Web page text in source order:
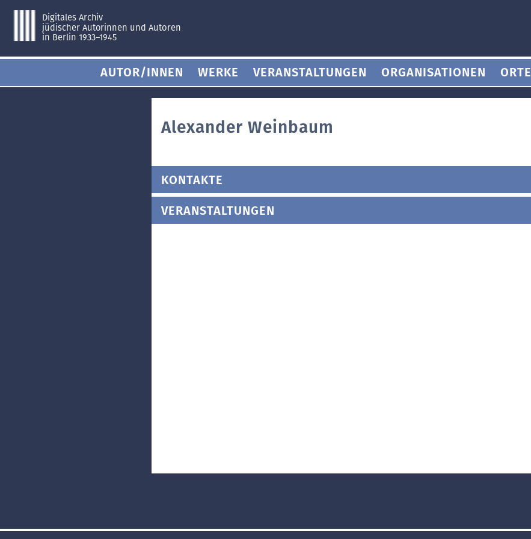
Digitales Archiv
jüdischer Autorinnen und Autoren
in Berlin 1933–1945
AUTOR/INNEN WERKE VERANSTALTUNGEN ORGANISATIONEN ORTE
Alexander Weinbaum
KONTAKTE
VERANSTALTUNGEN